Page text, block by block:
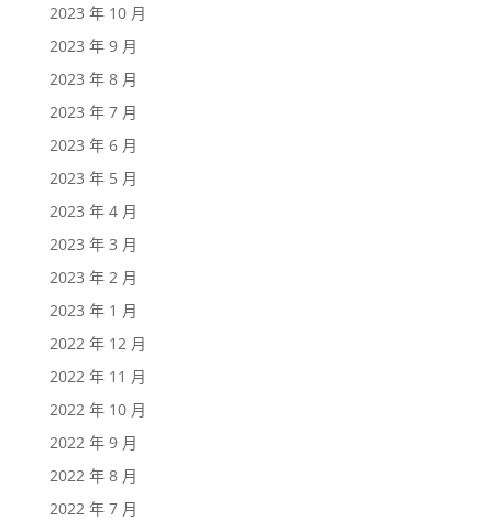
2023 年 10 月
2023 年 9 月
2023 年 8 月
2023 年 7 月
2023 年 6 月
2023 年 5 月
2023 年 4 月
2023 年 3 月
2023 年 2 月
2023 年 1 月
2022 年 12 月
2022 年 11 月
2022 年 10 月
2022 年 9 月
2022 年 8 月
2022 年 7 月